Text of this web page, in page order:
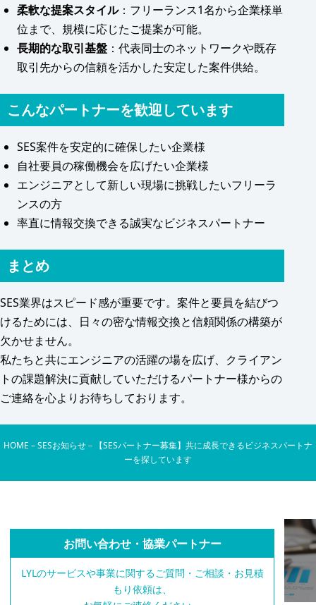
柔軟な提案スタイル：フリーランス1名から企業様単
位まで、規模に応じたご提案が可能。
長期的な取引基盤 ：代表同士のネットワークや既存
取引先からの信頼を活かした安定した案件供給。
こんなパートナーを歓迎しています
SES案件を安定的に確保したい企業様
自社要員の稼働機会を広げたい企業様
エンジニアとして新しい現場に挑戦したいフリーラ
ンスの方
率直に情報交換できる誠実なビジネスパートナー
まとめ
SES業界はスピード感が重要です。案件と要員を結びつ
けるためには、日々の密な情報交換と信頼関係の構築が
欠かせません。
私たちと共にエンジニアの活躍の場を広げ、クライアン
トの課題解決に貢献していただけるパートナー様からの
ご連絡を心よりお待ちしております。
HOME –SESお知らせ– 【SESパートナー募集】共に成長できるビジネスパートナ
ーを探しています
お問い合わせ・協業パートナー
LYLのサービスや事業に関するご質問・ご相談・お見積
もり依頼は、